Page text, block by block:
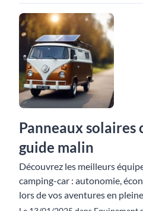
Panneaux solaires
guide malin
Découvrez les meilleurs
camping-car : autonomie,
lors de vos aventures en